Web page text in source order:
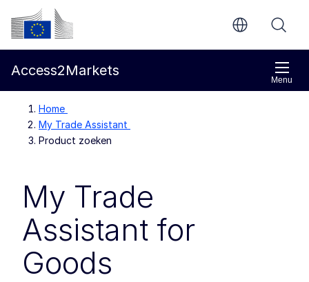
Direct naar de inhoud
Europese Commissie
Menu
Access2Markets
Home
My Trade Assistant
Product zoeken
My Trade
Assistant for
Goods